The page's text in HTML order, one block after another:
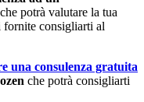
che potrà valutare la tua
fornite consigliarti al
una consulenza gratuita
che potrà consigliarti